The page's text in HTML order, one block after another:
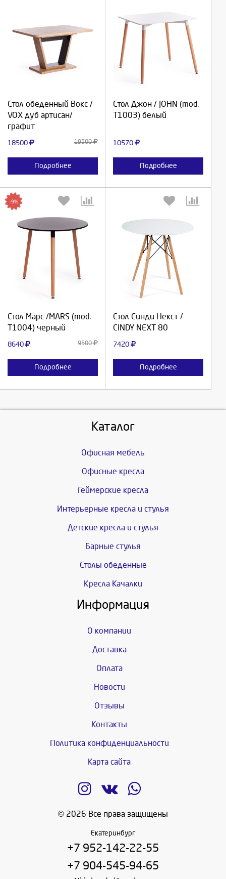
Стол обеденный Вокс /
VOX дуб артисан/
графит
18500 19500
Подробнее
Выберите количество:
Продолжить
Стол Джон / JOHN (mod.
T1003) белый
10570
Подробнее
Выберите количество:
Продолжить
Стол Марс /MARS (mod.
T1004) черный
-9%
8640 9500
Подробнее
Выберите количество:
Отмена
Стол Синди Некст /
CINDY NEXT 80
7420
Подробнее
Выберите количество:
Отмена
Каталог
Офисная мебель
Офисные кресла
Геймерские кресла
Интерьерные кресла и стулья
Детские кресла и стулья
Барные стулья
Столы обеденные
Кресла Качалки
Информация
О компании
Доставка
Оплата
Новости
Отзывы
Контакты
Политика конфиденциальности
Карта сайта
© 2026 Все права защищены
Екатеринбург
+7 952-142-22-55
+7 904-545-94-65